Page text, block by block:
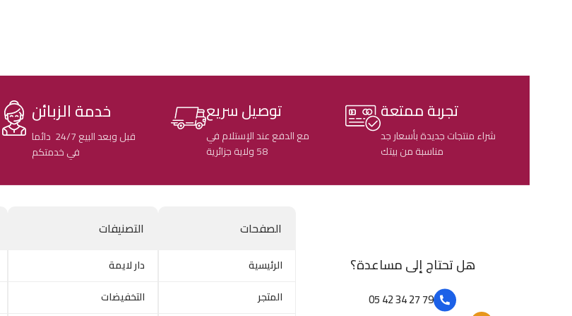
تجربة ممتعة
شراء منتجات جديدة بأسعار جد
مناسبة من بيتك
توصيل سريع
مع الدفع عند الإستلام في
58 ولاية جزائرية
خدمة الزبائن
قبل وبعد البيع 24/7 دائما
في خدمتكم
هل تحتاج إلى مساعدة؟
79 27 34 42 05
الصفحات
الرئيسية
المتجر
التصنيفات
دار لايمة
التخفيضات